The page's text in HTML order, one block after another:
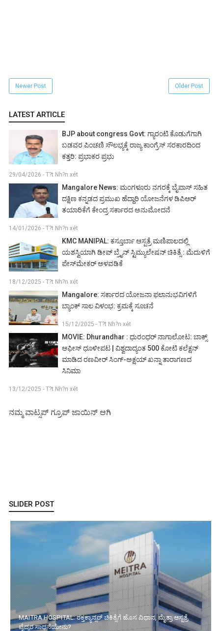
Newer Post Older Post
LATEST ARTICLE
BJP about congress Govt: ಗ್ಯಾರಂಟಿ ಕೊಡುಗೆಗಾಗಿ
ಬಡವರ ಪಿಂಚಣಿ ಸೌಲಭ್ಯಕ್ಕೆ ರಾಜ್ಯ ಕಾಂಗ್ರೆಸ್ ಸರಕಾರದಿಂದ
ಕತ್ತರಿ: ಪ್ರಭಾಕರ ಪ್ರಭು
29/04/2026 - T?t Nh?n xét
Mangalore News: ಮಂಗಳೂರು ನಗರಕ್ಕೆ ಬೈಪಾಸ್‌ ಸಹಿತ
ದಕ್ಷಿಣ ಕನ್ನಡದ ಪ್ರಮುಖ ಹೆದ್ದಾರಿ ಯೋಜನೆಗಳ ಡಿಪಿಆರ್
ತಯಾರಿಕೆಗೆ ಕೇಂದ್ರ ಸರ್ಕಾರದ ಅನುಮೋದನೆ
14/01/2026 - T?t Nh?n xét
KMC MANIPAL: ಕಸ್ತೂರ್ಬಾ ಆಸ್ಪತ್ರೆ ಮಣಿಪಾಲದಲ್ಲಿ
ಯಶಸ್ವಿಯಾಗಿ ಡೀಪ್ ಬ್ರೈನ್ ಸ್ಟಿಮ್ಯುಲೇಷನ್ ಚಿಕಿತ್ಸೆ : ಮೆದುಳಿಗೆ
ಪೇಸ್‌ಮೇಕರ್ ಅಳವಡಿಕೆ
18/12/2025 - T?t Nh?n xét
Mangalore: ಸರ್ಕಾರದ ಯೋಜನಾ ಫಲಾನುಭವಿಗಳಿಗೆ
ಬ್ಯಾಂಕ್ ಸಾಲ ವಿಳಂಭ: ಕ್ರಮಕ್ಕೆ ಸೂಚನೆ
15/12/2025 - T?t Nh?n xét
MOVIE: Dhurandhar : ಧುರಂಧರ್ ನಾಗಾಲೋಟ: ಬಾಕ್ಸ್
ಆಫೀಸ್ ಧೂಳೀಪಟ | ವಿಶ್ವದಾದ್ಯಂತ 500 ಕೋಟಿ ಕಲೆಕ್ಷನ್
ಮಾಡಿದ ರಣವೀರ್ ಸಿಂಗ್-ಅಕ್ಷಯ್ ಖನ್ನಾ ತಾರಾಗಣದ
ಸಿನಿಮಾ
13/12/2025 - T?t Nh?n xét
ನಮ್ಮ ವಾಟ್ಸಪ್ ಗ್ರೂಪ್ ಜಾಯಿನ್ ಆಗಿ
SLIDER POST
MAITRA HOSPITAL: ರಕ್ತಕ್ಯಾನ್ಸರ್ ಚಿಕಿತ್ಸೆಗೆ ಹೊಸ ವಿಧಾನ, ಮೈತ್ರಾ ಆಸ್ಪತ್ರೆ
ವೈದ್ಯರ ಸಾಧನೆಯೇನು?